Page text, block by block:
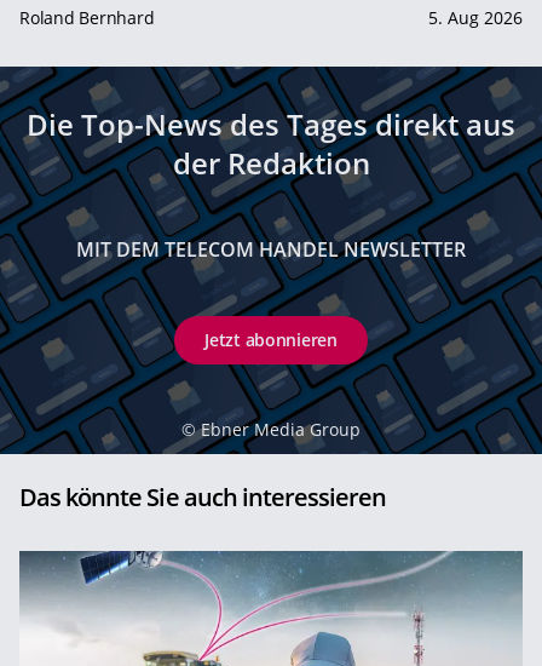
Roland Bernhard 5. Aug 2026
Die Top-News des Tages direkt aus
der Redaktion
MIT DEM TELECOM HANDEL NEWSLETTER
Jetzt abonnieren
© Ebner Media Group
Das könnte Sie auch interessieren